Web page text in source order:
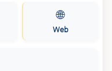
🌐
Web